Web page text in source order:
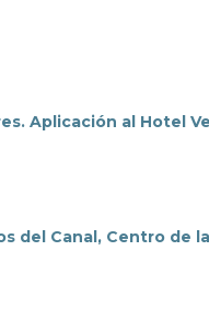
Aplicación al Hotel
del Canal, Centro de